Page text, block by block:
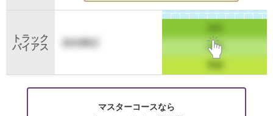
トラック
バイアス
マスターコースなら